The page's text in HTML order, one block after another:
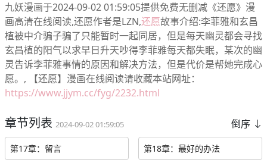
九妖漫画于2024-09-02 01:59:05提供免费无删减《还愿》漫
画高清在线阅读,还愿作者是LZN,还愿故事介绍:李菲雅和玄昌
植被中介骗子骗了只能暂时一起同居，但是每天幽灵都会寻找
玄昌植的阳气以求早日升天吵得李菲雅每天都失眠，某次的幽
灵告诉李菲雅事情的原因和解决方法，但是代价是帮她完成心
愿。, 【还愿】漫画在线阅读请收藏本站网址：
https://www.jjym.cc/fyg/2232.html
章节列表 2024-09-02 01:59:05 倒序
第17章：留言 第18章：最好的办法